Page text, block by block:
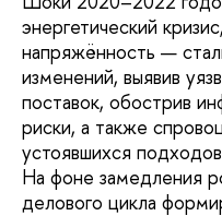
энергетический
напряжённость —
изменений, выявив
поставок, обострив
риски, а также
устоявшихся
На фоне замедления
делового цикла